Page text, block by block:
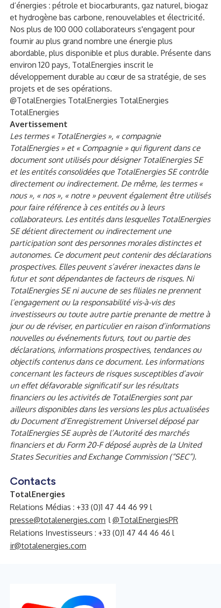
d’énergies : pétrole et biocarburants, gaz naturel, biogaz
et hydrogène bas carbone, renouvelables et électricité.
Nos plus de 100 000 collaborateurs s'engagent pour
fournir au plus grand nombre une énergie plus
abordable, plus disponible et plus durable. Présente dans
environ 120 pays, TotalEnergies inscrit le
développement durable au cœur de sa stratégie, de ses
projets et de ses opérations.
@TotalEnergies TotalEnergies TotalEnergies
TotalEnergies
Avertissement
Les termes « TotalEnergies », « compagnie
TotalEnergies » et « Compagnie » qui figurent dans ce
document sont utilisés pour désigner TotalEnergies SE
et les entités consolidées que TotalEnergies SE contrôle
directement ou indirectement. De même, les termes «
nous », « nos », « notre » peuvent également être utilisés
pour faire référence à ces entités ou à leurs
collaborateurs. Les entités dans lesquelles TotalEnergies
SE détient directement ou indirectement une
participation sont des personnes morales distinctes et
autonomes. Ce document peut contenir des déclarations
prospectives. Elles peuvent s’avérer inexactes dans le
futur et sont dépendantes de facteurs de risques. Ni
TotalEnergies SE ni aucune de ses filiales ne prennent
l’engagement ou la responsabilité vis-à-vis des
investisseurs ou toute autre partie prenante de mettre à
jour ou de réviser, en particulier en raison d’informations
nouvelles ou événements futurs, tout ou partie des
déclarations, informations prospectives, tendances ou
objectifs contenus dans ce document. Les informations
concernant les facteurs de risques susceptibles d’avoir
un effet défavorable significatif sur les résultats
financiers ou les activités de TotalEnergies sont par
ailleurs disponibles dans les versions les plus actualisées
du Document d’Enregistrement Universel déposé par
TotalEnergies SE auprès de l’Autorité des marchés
financiers et du Form 20-F déposé auprès de la United
States Securities and Exchange Commission (“SEC”).
Contacts
TotalEnergies
Relations Médias : +33 (0)1 47 44 46 99 l
presse@totalenergies.com l@TotalEnergiesPR
Relations Investisseurs : +33 (0)1 47 44 46 46 l
ir@totalenergies.com